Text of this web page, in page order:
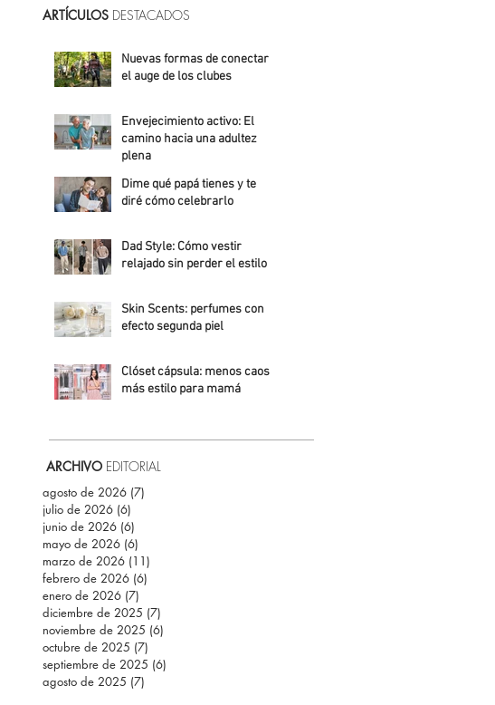
ARTÍCULOS DESTACADOS
Nuevas formas de conectar:
el auge de los clubes
Envejecimiento activo: El
camino hacia una adultez
plena
Alejandra Roldán
Dime qué papá tienes y te
diré cómo celebrarlo
Dad Style: Cómo vestir
relajado sin perder el estilo
Skin Scents: perfumes con
efecto segunda piel
Clóset cápsula: menos caos,
más estilo para mamá
ARCHIVO EDITORIAL
agosto de 2026 (7)
julio de 2026 (6)
junio de 2026 (6)
mayo de 2026 (6)
marzo de 2026 (11)
febrero de 2026 (6)
enero de 2026 (7)
diciembre de 2025 (7)
noviembre de 2025 (6)
octubre de 2025 (7)
septiembre de 2025 (6)
agosto de 2025 (7)